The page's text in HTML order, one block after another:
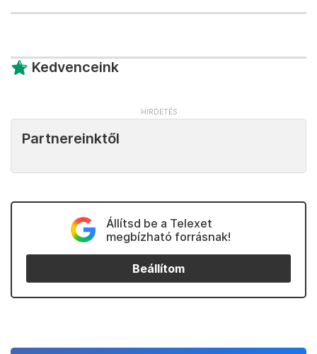
Kedvenceink
Partnereinktől
Állítsd be a Telexet
megbízható forrásnak!
Beállítom